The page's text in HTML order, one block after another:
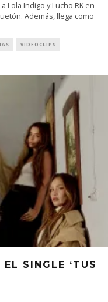
Lola Indigo y Lucho RK en
Además, llega como
VIDEOCLIPS
SINGLE ‘TUS